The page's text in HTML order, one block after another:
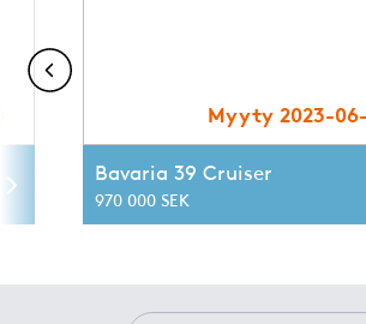
Myyty 2023-
Bavaria 39 Cruiser
970 000 SEK